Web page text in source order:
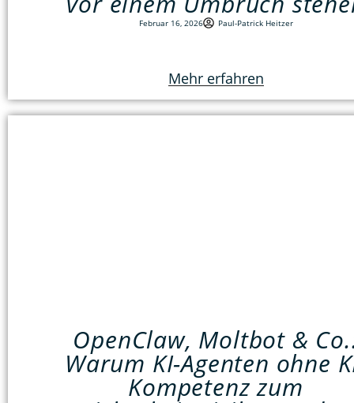
Februar 16, 2026 Paul-Patrick Heitzer
Mehr erfahren
OpenClaw, Moltbot &
Warum KI-Agenten ohne
Kompetenz zum